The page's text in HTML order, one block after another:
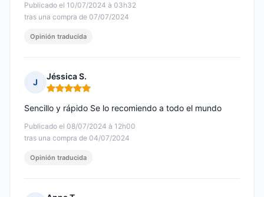
Publicado el 10/07/2024 à 03h32
tras una compra de 07/07/2024
Opinión traducida
J
Jéssica S.
Nota: 5 de 5
Publicado el 08/07/2024 à 12h00
tras una compra de 04/07/2024
Sencillo y rápido Se lo recomiendo a todo el mundo
Opinión traducida